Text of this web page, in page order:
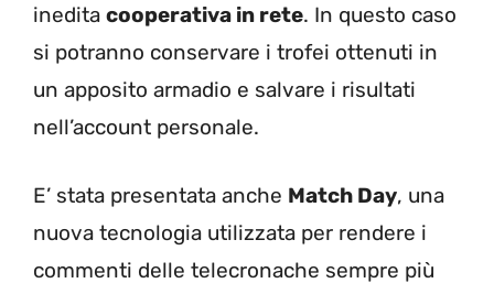
inedita cooperativa in rete. In questo caso
si potranno conservare i trofei ottenuti in
un apposito armadio e salvare i risultati
nell’account personale.
E’ stata presentata anche Match Day, una
nuova tecnologia utilizzata per rendere i
commenti delle telecronache sempre più